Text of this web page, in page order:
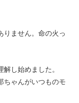
りません。命の火っ
し始めました。
ちゃんがいつものモ